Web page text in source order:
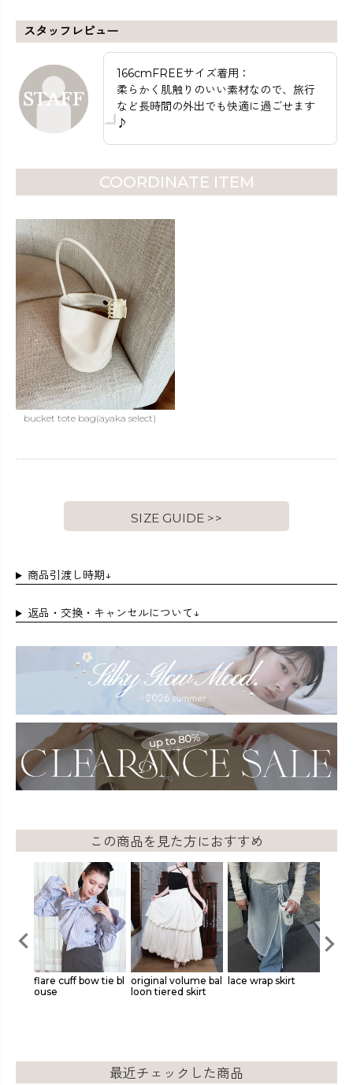
スタッフレビュー
166cmFREEサイズ着用：
柔らかく肌触りのいい素材なので、旅行
など長時間の外出でも快適に過ごせます
♪
COORDINATE ITEM
bucket tote bag(ayaka select)
SIZE GUIDE >>
商品引渡し時期↓
返品・交換・キャンセルについて↓
この商品を見た方におすすめ
flare cuff bow tie bl
ouse
original volume bal
loon tiered skirt
lace wrap skirt
最近チェックした商品